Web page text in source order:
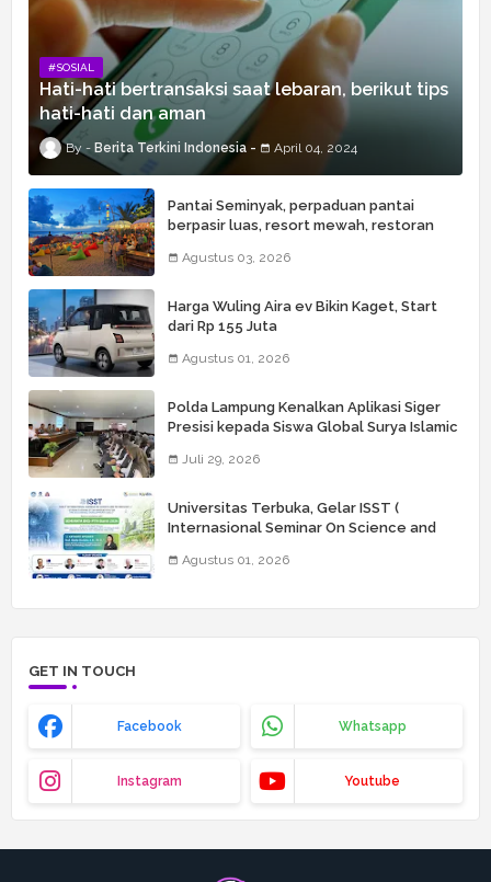
#SOSIAL
Hati-hati bertransaksi saat lebaran, berikut tips
hati-hati dan aman
Berita Terkini Indonesia April 04, 2024
Pantai Seminyak, perpaduan pantai
berpasir luas, resort mewah, restoran
Agustus 03, 2026
Harga Wuling Aira ev Bikin Kaget, Start
dari Rp 155 Juta
Agustus 01, 2026
Polda Lampung Kenalkan Aplikasi Siger
Presisi kepada Siswa Global Surya Islamic
Juli 29, 2026
Universitas Terbuka, Gelar ISST (
Internasional Seminar On Science and
Agustus 01, 2026
GET IN TOUCH
Facebook Whatsapp
Instagram Youtube